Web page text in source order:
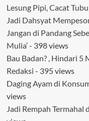
Lesung Pipi, Cacat
Jadi Dahsyat
Jangan di Pandang
Mulia’- 398 views
Bau Badan? , Hindari 5
Redaksi - 395 views
Daging Ayam di
views
Jadi Rempah